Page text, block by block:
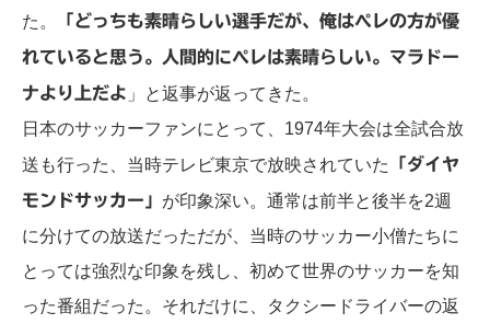
た。
「どっちも素晴らしい選手だが、俺はペレの方が優
れていると思う。人間的にペレは素晴らしい。マラドー
ナより上だよ 」と返事が返ってきた。
日本のサッカーファンにとって、1974年大会は全試合放
送も行った、当時テレビ東京で放映されていた
「ダイヤ
モンドサッカー」 が印象深い。通常は前半と後半を2週
に分けての放送だっただが、当時のサッカー小僧たちに
とっては強烈な印象を残し、初めて世界のサッカーを知
った番組だった。それだけに、タクシードライバーの返